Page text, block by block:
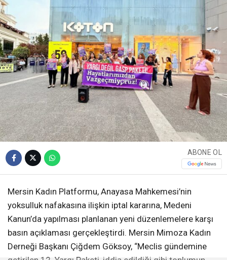
ABONE OL
Mersin Kadın Platformu, Anayasa Mahkemesi’nin
yoksulluk nafakasına ilişkin iptal kararına, Medeni
Kanun’da yapılması planlanan yeni düzenlemelere karşı
basın açıklaması gerçekleştirdi. Mersin Mimoza Kadın
Derneği Başkanı Çiğdem Göksoy, “Meclis gündemine